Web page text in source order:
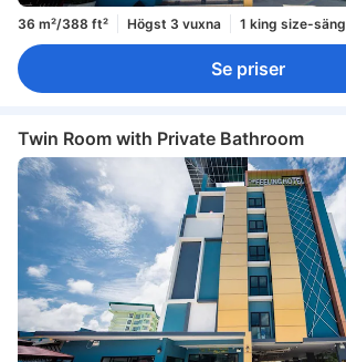
36 m²/388 ft² Högst 3 vuxna 1 king size-säng
Se priser
Twin Room with Private Bathroom